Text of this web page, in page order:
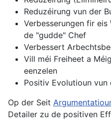
Reduzéirung vun der
Verbesserungen fir
de "gudde" Chef
Verbessert
Vill méi Freiheet a
eenzelen
Positiv Evolutioun vun
Op der Seit
Detailer zu de positiven